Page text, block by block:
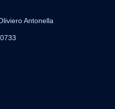
Antonella